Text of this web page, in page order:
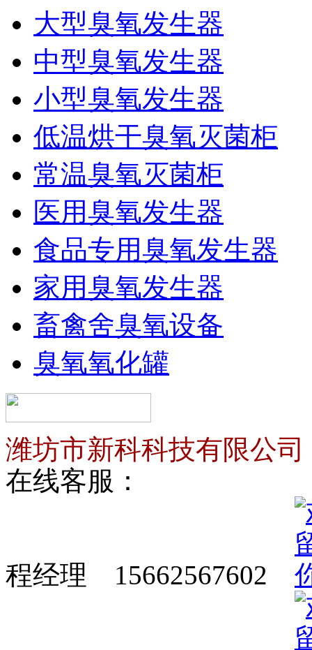
大型臭氧发生器
中型臭氧发生器
小型臭氧发生器
低温烘干臭氧灭菌柜
常温臭氧灭菌柜
医用臭氧发生器
食品专用臭氧发生器
家用臭氧发生器
畜禽舍臭氧设备
臭氧氧化罐
潍坊市新科科技有限公司
在线客服：
程经理 15662567602